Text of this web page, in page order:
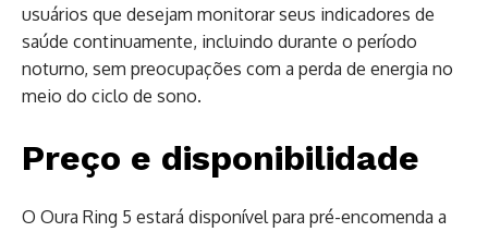
usuários que desejam monitorar seus indicadores de
saúde continuamente, incluindo durante o período
noturno, sem preocupações com a perda de energia no
meio do ciclo de sono.
Preço e disponibilidade
O Oura Ring 5 estará disponível para pré-encomenda a